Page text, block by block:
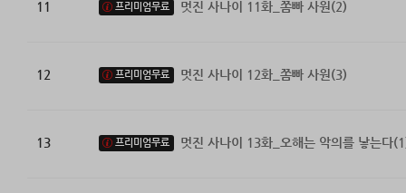
11 프리미엄무료 멋진 사나이 11화_쫌빠 사원(2)
12 프리미엄무료 멋진 사나이 12화_쫌빠 사원(3)
13 프리미엄무료 멋진 사나이 13화_오해는 악의를 낳는다